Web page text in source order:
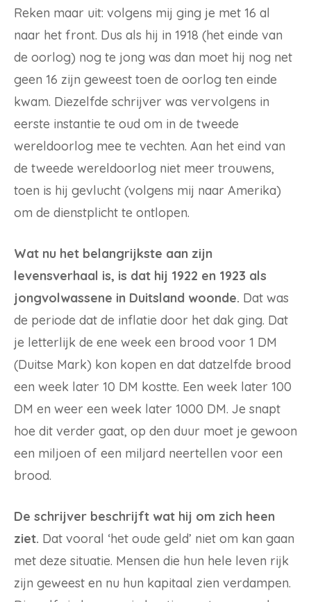
Reken maar uit: volgens mij ging je met 16 al
naar het front. Dus als hij in 1918 (het einde van
de oorlog) nog te jong was dan moet hij nog net
geen 16 zijn geweest toen de oorlog ten einde
kwam. Diezelfde schrijver was vervolgens in
eerste instantie te oud om in de tweede
wereldoorlog mee te vechten. Aan het eind van
de tweede wereldoorlog niet meer trouwens,
toen is hij gevlucht (volgens mij naar Amerika)
om de dienstplicht te ontlopen.
Wat nu het belangrijkste aan zijn
levensverhaal is, is dat hij 1922 en 1923 als
jongvolwassene in Duitsland woonde. Dat was
de periode dat de inflatie door het dak ging. Dat
je letterlijk de ene week een brood voor 1 DM
(Duitse Mark) kon kopen en dat datzelfde brood
een week later 10 DM kostte. Een week later 100
DM en weer een week later 1000 DM. Je snapt
hoe dit verder gaat, op den duur moet je gewoon
een miljoen of een miljard neertellen voor een
brood.
De schrijver beschrijft wat hij om zich heen
ziet. Dat vooral ‘het oude geld’ niet om kan gaan
met deze situatie. Mensen die hun hele leven rijk
zijn geweest en nu hun kapitaal zien verdampen.